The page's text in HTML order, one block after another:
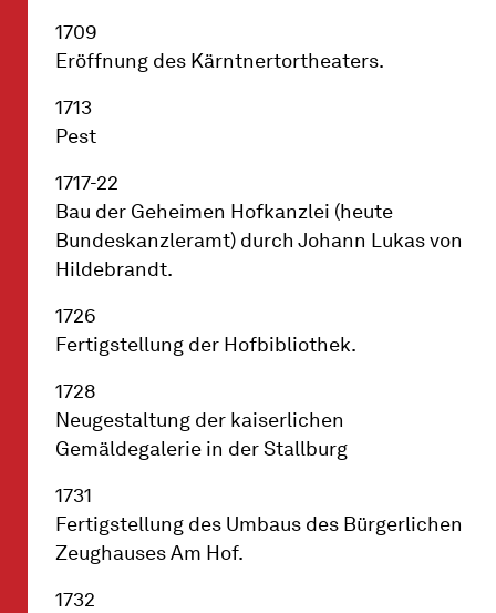
1709
Eröffnung des Kärntnertortheaters.
1713
Pest
1717-22
Bau der Geheimen Hofkanzlei (heute
Bundeskanzleramt) durch Johann Lukas von
Hildebrandt.
1726
Fertigstellung der Hofbibliothek.
1728
Neugestaltung der kaiserlichen
Gemäldegalerie in der Stallburg
1731
Fertigstellung des Umbaus des Bürgerlichen
Zeughauses Am Hof.
1732